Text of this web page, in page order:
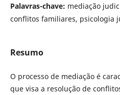
Palavras-chave: mediação
conflitos familiares, psicologia
Resumo
O processo de mediação é
que visa a resolução de